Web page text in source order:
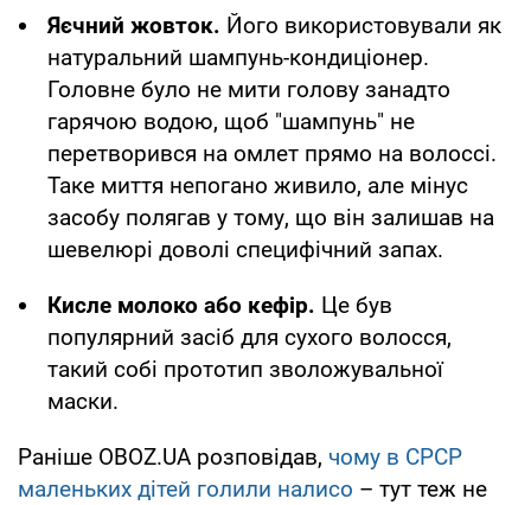
Яєчний жовток. Його використовували як
натуральний шампунь-кондиціонер.
Головне було не мити голову занадто
гарячою водою, щоб "шампунь" не
перетворився на омлет прямо на волоссі.
Таке миття непогано живило, але мінус
засобу полягав у тому, що він залишав на
шевелюрі доволі специфічний запах.
Кисле молоко або кефір. Це був
популярний засіб для сухого волосся,
такий собі прототип зволожувальної
маски.
Раніше OBOZ.UA розповідав, чому в СРСР
маленьких дітей голили налисо – тут теж не